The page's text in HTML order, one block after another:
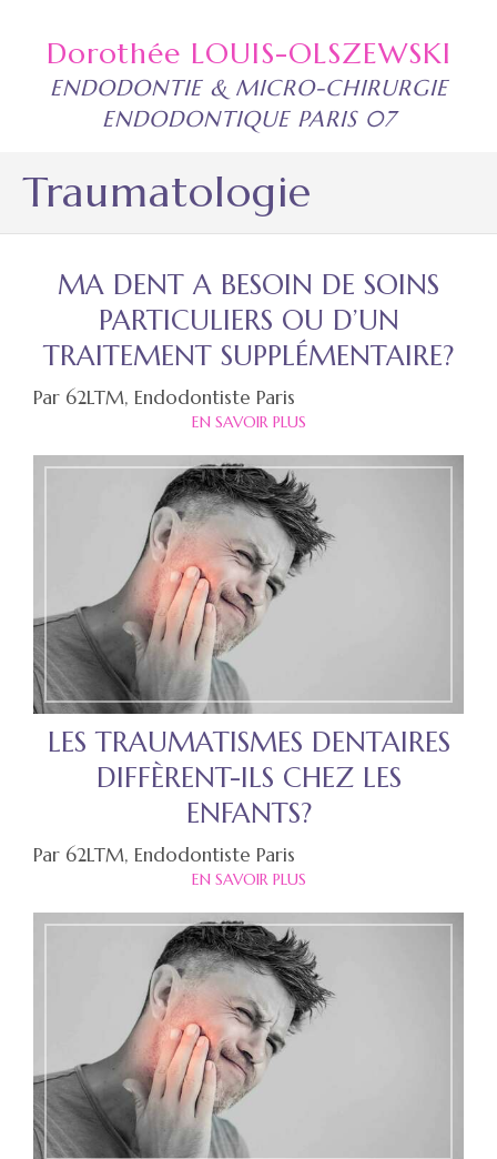
Dorothée LOUIS-OLSZEWSKI
ENDODONTIE & MICRO-CHIRURGIE
ENDODONTIQUE PARIS 07
Traumatologie
MA DENT A BESOIN DE SOINS
PARTICULIERS OU D’UN
TRAITEMENT SUPPLÉMENTAIRE?
Par 62LTM, Endodontiste Paris
EN SAVOIR PLUS
LES TRAUMATISMES DENTAIRES
DIFFÈRENT-ILS CHEZ LES
ENFANTS?
Par 62LTM, Endodontiste Paris
EN SAVOIR PLUS